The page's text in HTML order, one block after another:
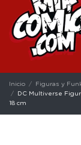
Inicio Figuras y
DC Multiverse
18 cm